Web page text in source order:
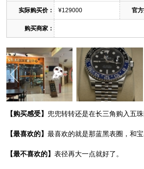
实际购买价： ¥129000 官
购买商家：
【购买感受】 兜兜转转还是在长三角购入五珠
【最喜欢的】 最喜欢的就是那蓝黑表圈，和宝
【最不喜欢的】 表径再大一点就好了。